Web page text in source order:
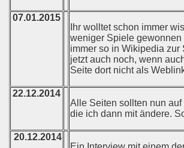
07.01.2015
Ihr wolltet schon immer
weniger Spiele
immer so in Wikipedia
jetzt auch noch, wenn
Seite dort nicht als
22.12.2014
Alle Seiten sollten nun
die ich dann mit ändere.
20.12.2014